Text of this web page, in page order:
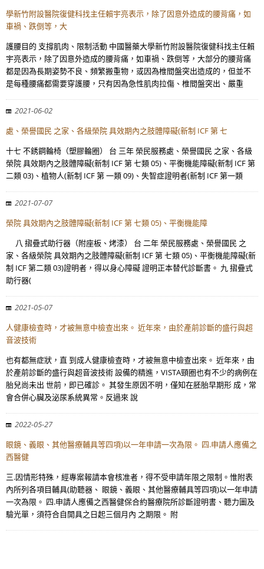
學新竹附設醫院復健科找主任賴宇亮表示，除了因意外造成的腰背痛，如
車禍、跌倒等，大
護腰目的 支撐肌肉、限制活動 中國醫藥大學新竹附設醫院復健科找主任賴
宇亮表示，除了因意外造成的腰背痛，如車禍、跌倒等，大部分的腰背痛
都是因為長期姿勢不良、頻繁搬重物，或因為椎間盤突出造成的，但並不
是每種腰痛都需要穿護腰，只有因為急性肌肉拉傷、椎間盤突出、嚴重
2021-06-02
處、榮譽國民 之家、各級榮院 具效期內之肢體障礙(新制 ICF 第 七
十七 不銹鋼輪椅（塑膠輪圈） 台 三年 榮民服務處、榮譽國民 之家、各級
榮院 具效期內之肢體障礙(新制 ICF 第 七類 05)、平衡機能障礙(新制 ICF 第
二類 03)、植物人(新制 ICF 第 一類 09)、失智症證明者(新制 ICF 第一類
2021-07-07
榮院 具效期內之肢體障礙(新制 ICF 第 七類 05)、平衡機能障
八 摺疊式助行器（附座板、烤漆） 台 二年 榮民服務處、榮譽國民 之
家、各級榮院 具效期內之肢體障礙(新制 ICF 第 七類 05)、平衡機能障礙(新
制 ICF 第二類 03)證明者，得以身心障礙 證明正本替代診斷書。 九 摺疊式
助行器(
2021-05-07
人健康檢查時，才被無意中檢查出來。 近年來，由於產前診斷的盛行與超
音波技術
也有都無症狀，直 到成人健康檢查時，才被無意中檢查出來。 近年來，由
於產前診斷的盛行與超音波技術 設備的精進，VISTA頸圈也有不少的病例在
胎兒尚未出 世前，即已確診。 其發生原因不明，僅知在胚胎早期形 成，常
會合併心臟及泌尿系統異常。反過來 說
2022-05-27
眼鏡、義眼、其他醫療輔具等四項)以一年申請一次為限。 四.申請人應備之
西醫健
三.因情形特殊，經專案報請本會核准者，得不受申請年限之限制。惟附表
內所列各項目輔具(助聽器、 眼鏡、義眼、其他醫療輔具等四項)以一年申請
一次為限。 四.申請人應備之西醫健保合約醫療院所診斷證明書、聽力圖及
驗光單，須符合自開具之日起三個月內 之期限。 附